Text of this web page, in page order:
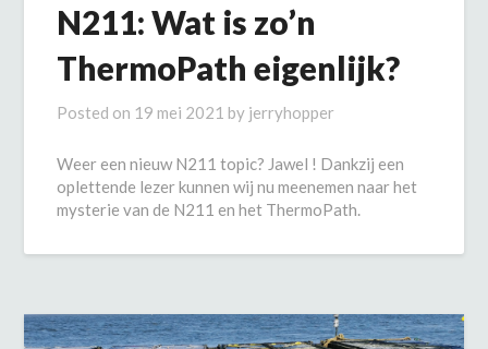
N211: Wat is zo’n
ThermoPath eigenlijk?
Posted on 19 mei 2021 by jerryhopper
Weer een nieuw N211 topic? Jawel ! Dankzij een
oplettende lezer kunnen wij nu meenemen naar het
mysterie van de N211 en het ThermoPath.